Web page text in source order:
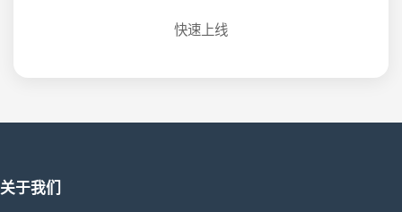
快速上线
关于我们